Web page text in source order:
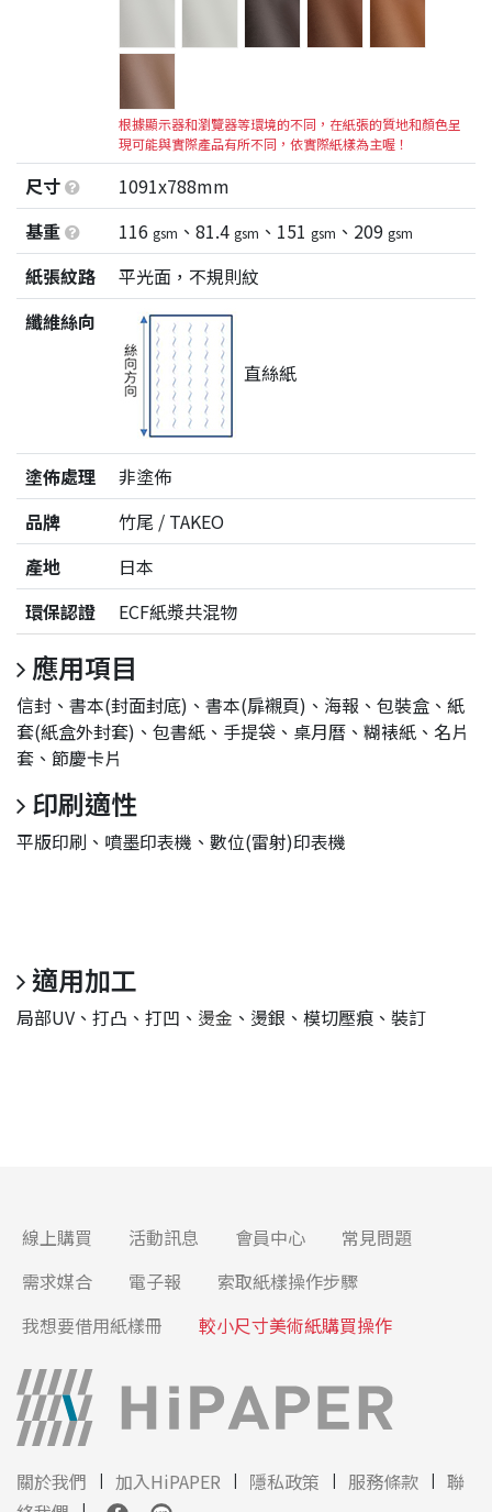
根據顯示器和瀏覽器等環境的不同，在紙張的質地和顏色呈
現可能與實際產品有所不同，依實際紙樣為主喔！
尺寸
1091x788mm
基重
116 gsm 、81.4 gsm 、151 gsm 、209 gsm
紙張紋路
平光面，不規則紋
纖維絲向
直絲紙
塗佈處理
非塗佈
品牌
竹尾 / TAKEO
產地
日本
環保認證
ECF紙漿共混物
應用項目
信封、書本(封面封底)、書本(扉襯頁)、海報、包裝盒、紙
套(紙盒外封套)、包書紙、手提袋、桌月曆、糊裱紙、名片
套、節慶卡片
印刷適性
平版印刷、噴墨印表機、數位(雷射)印表機
適用加工
局部UV、打凸、打凹、 燙金 、燙銀、模切壓痕、裝訂
線上購買 活動訊息 會員中心
常見問題
需求媒合
電子報
索取紙樣操作步驟
我想要借用紙樣冊
較小尺寸美術紙購買操作
關於我們 加入HiPAPER 隱私政策 服務條款
聯